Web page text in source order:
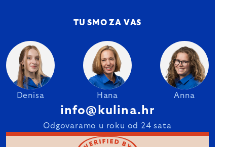
TU SMO ZA VAS
Denisa Hana Anna
info@kulina.hr
Odgovaramo u roku od 24 sata